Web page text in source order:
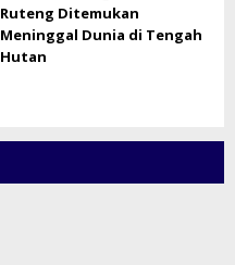
Ruteng Ditemukan
Meninggal Dunia di Tengah
Hutan